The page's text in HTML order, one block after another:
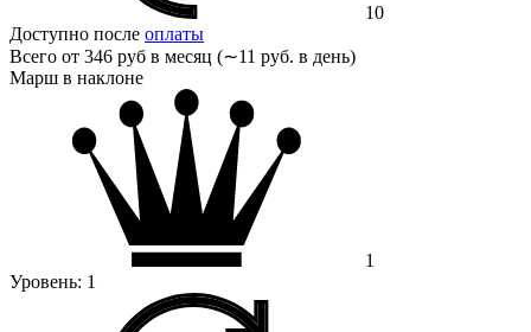
10
Доступно после оплаты
Всего от 346 руб в месяц (∼11 руб. в день)
Марш в наклоне
1
Уровень: 1